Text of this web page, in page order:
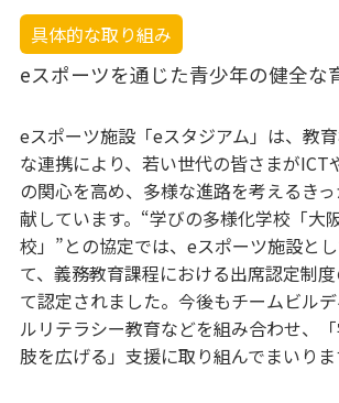
具体的な取り組み
eスポーツを通じた青少年の健全な
eスポーツ施設「eスタジアム」は、教
な連携により、若い世代の皆さまがICT
の関心を高め、多様な進路を考えるき
献しています。“学びの多様化学校「大
校」”との協定では、eスポーツ施設と
て、義務教育課程における出席認定制
て認定されました。今後もチームビル
ルリテラシー教育などを組み合わせ、
肢を広げる」支援に取り組んでまいりま